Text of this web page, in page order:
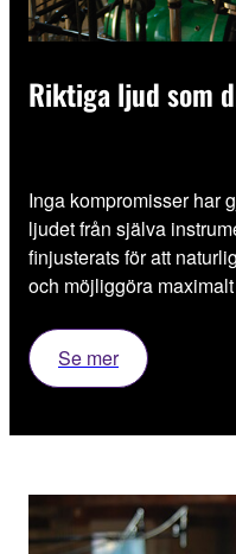
Riktiga ljud som
Inga kompromisser har
ljudet från själva
finjusterats för att
och möjliggöra
Se mer